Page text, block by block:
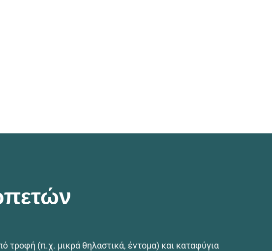
τροφή (π.χ. μικρά θηλαστικά, έντομα) και καταφύγια